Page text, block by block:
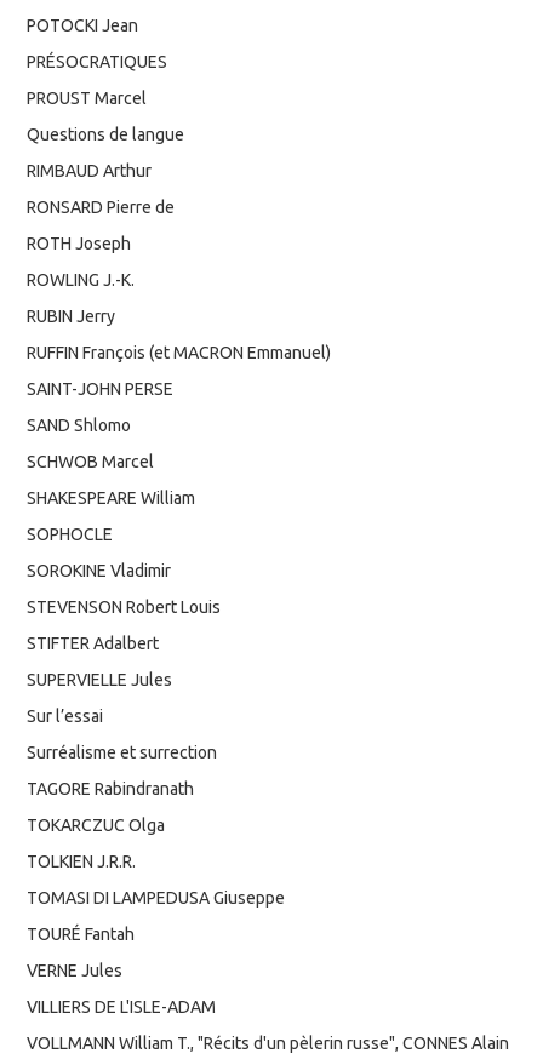
POTOCKI Jean
PRÉSOCRATIQUES
PROUST Marcel
Questions de langue
RIMBAUD Arthur
RONSARD Pierre de
ROTH Joseph
ROWLING J.-K.
RUBIN Jerry
RUFFIN François (et MACRON Emmanuel)
SAINT-JOHN PERSE
SAND Shlomo
SCHWOB Marcel
SHAKESPEARE William
SOPHOCLE
SOROKINE Vladimir
STEVENSON Robert Louis
STIFTER Adalbert
SUPERVIELLE Jules
Sur l’essai
Surréalisme et surrection
TAGORE Rabindranath
TOKARCZUC Olga
TOLKIEN J.R.R.
TOMASI DI LAMPEDUSA Giuseppe
TOURÉ Fantah
VERNE Jules
VILLIERS DE L'ISLE-ADAM
VOLLMANN William T., "Récits d'un pèlerin russe", CONNES Alain